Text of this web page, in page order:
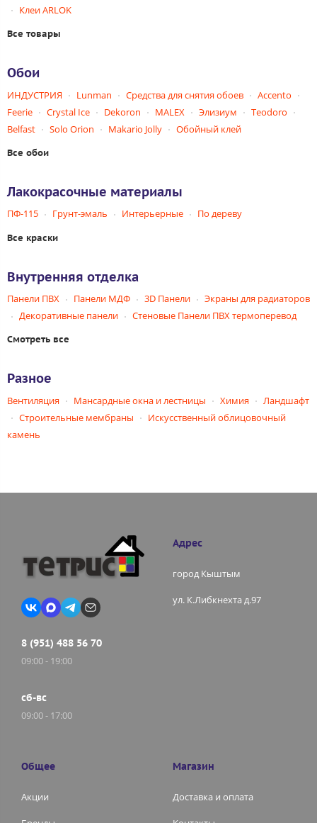
Клеи ARLOK
Все товары
Обои
ИНДУСТРИЯ Lunman Средства для снятия обоев
Accento
Feerie
Crystal Ice Dekoron MALEX Элизиум
Teodoro
Belfast
Solo Orion Makario Jolly Обойный клей
Все обои
Лакокрасочные материалы
ПФ-115 Грунт-эмаль Интерьерные По дереву
Все краски
Внутренняя отделка
Панели ПВХ Панели МДФ 3D Панели
Экраны для радиаторов
Декоративные панели
Стеновые Панели ПВХ термоперевод
Смотреть все
Разное
Вентиляция Мансардные окна и лестницы Химия
Ландшафт
Строительные мембраны
Искусственный облицовочный
камень
8 (951) 488 56 70
09:00 - 19:00
сб-вс
09:00 - 17:00
Адрес
город Кыштым
ул. К.Либкнехта д.97
Общее
Акции
Магазин
Доставка и оплата